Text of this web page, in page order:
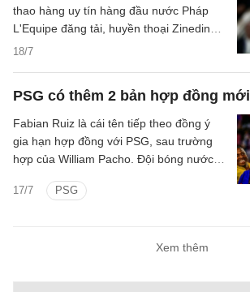
18/7
thao hàng uy tín hàng đầu nước Pháp
L'Equipe đăng tải, huyền thoại Zinedine
Zidane sẽ chính thức trở thành tân huấn
đại kéo dài tới 14 năm đầy vinh quang
của Didier Deschamps.
PSG có thêm 2 bản hợp đồng mới
17/7 PSG
Fabian Ruiz là cái tên tiếp theo đồng ý
gia hạn hợp đồng với PSG, sau trường
hợp của William Pacho. Đội bóng nước
lại.
Xem thêm